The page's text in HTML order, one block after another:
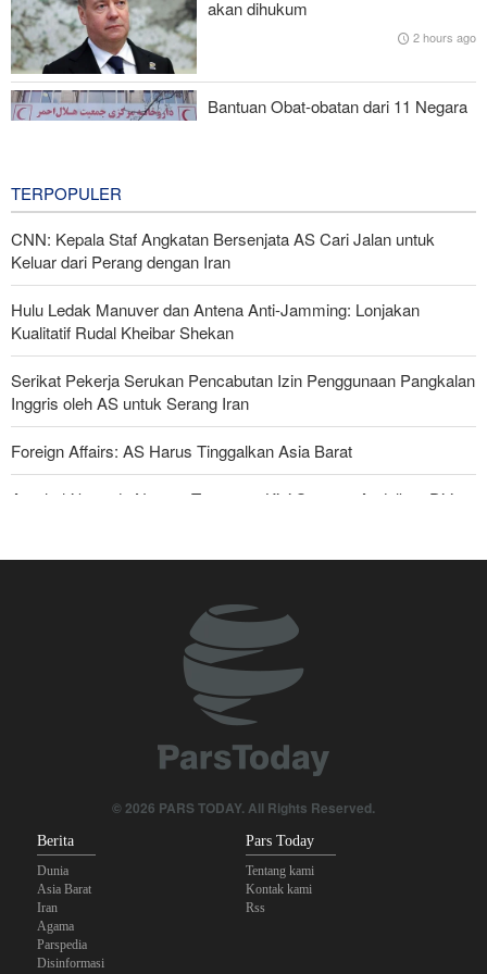
Pakta Makkah Picu Perdebatan; Turki Disebut Jadi 'Tentara
Bayaran' Saudi
akan dihukum
2 hours ago
Bantuan Obat-obatan dari 11 Negara
TERPOPULER
CNN: Kepala Staf Angkatan Bersenjata AS Cari Jalan untuk
Keluar dari Perang dengan Iran
Hulu Ledak Manuver dan Antena Anti-Jamming: Lonjakan
Kualitatif Rudal Kheibar Shekan
Serikat Pekerja Serukan Pencabutan Izin Penggunaan Pangkalan
Inggris oleh AS untuk Serang Iran
Foreign Affairs: AS Harus Tinggalkan Asia Barat
Araghchi kepada Negara Tetangga: Kini Saatnya Andalkan Diri
Mengapa Seluruh Hubungan dengan Israel Harus Dihentikan?
Mengapa Lobi Zionis di Amerika Tidak Lagi Seefektif Dulu?
Legislator Irak: AS Sumber Utama Instabilitas di Kawasan
© 2026 PARS TODAY. All Rights Reserved.
Berita
Dunia
Asia Barat
Iran
Agama
Parspedia
Disinformasi
Pars Today
Tentang kami
Kontak kami
Rss